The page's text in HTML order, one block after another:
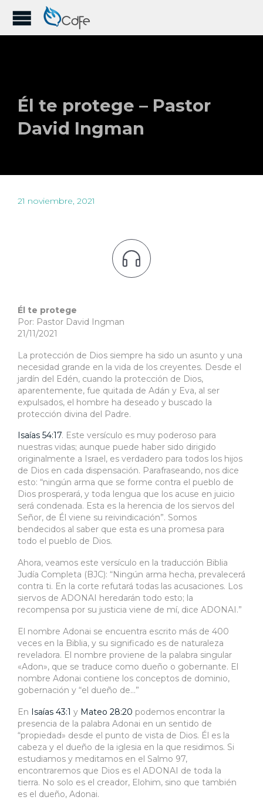
Él te protege – Pastor
David Ingman
21 noviembre, 2021

Él te protege
Por: Pastor David Ingman
21/11/2021
La protección de Dios siempre ha sido un asunto y una
necesidad grande en la vida de los creyentes. Desde el
jardín del Edén, cuando la protección de Dios,
aparentemente, fue quitada de Adán y Eva, al ser
expulsados, el hombre ha deseado y buscado la
protección divina del Padre.
Isaías 54:17. Este versículo es muy poderoso para
nuestras vidas; aunque puede haber sido dirigido
originalmente a Israel, es verdadero para todos los hijos
de Dios en cada dispensación. Parafraseando, nos dice
esto: “ningún arma que se forme contra el pueblo de
Dios prosperará, y toda lengua que los acuse en juicio
será condenada. Esta es la herencia de los siervos del
Señor, de Él viene su reivindicación”. Somos
bendecidos al saber que esta es una promesa para
todo el pueblo de Dios.
Ahora, veamos este versículo en la traducción Biblia
Judía Completa (BJC): “Ningún arma hecha, prevalecerá
contra ti. En la corte refutará todas las acusaciones. Los
siervos de ADONAI heredarán todo esto; la
recompensa por su justicia viene de mí, dice ADONAI.”
El nombre Adonai se encuentra escrito más de 400
veces en la Biblia, y su significado es de naturaleza
reveladora. El nombre proviene de la palabra singular
«Adon», que se traduce como dueño o gobernante. El
nombre Adonai contiene los conceptos de dominio,
gobernación y “el dueño de…”
En Isaías 43:1 y Mateo 28:20 podemos encontrar la
presencia de la palabra Adonai en un sentido de
“propiedad» desde el punto de vista de Dios. Él es la
cabeza y el dueño de la iglesia en la que residimos. Si
estudiamos y meditamos en el Salmo 97,
encontraremos que Dios es el ADONAI de toda la
tierra. No solo es el creador, Elohim, sino que también
es el dueño, Adonai.